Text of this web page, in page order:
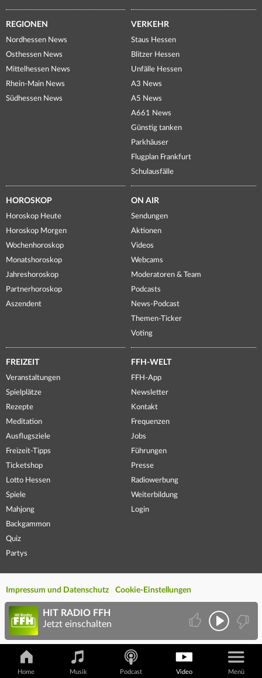
REGIONEN
Nordhessen News
Osthessen News
Mittelhessen News
Rhein-Main News
Südhessen News
VERKEHR
Staus Hessen
Blitzer Hessen
Unfälle Hessen
A3 News
A5 News
A661 News
Günstig tanken
Parkhäuser
Flugplan Frankfurt
Schulausfälle
HOROSKOP
Horoskop Heute
Horoskop Morgen
Wochenhoroskop
Monatshoroskop
Jahreshoroskop
Partnerhoroskop
Aszendent
ON AIR
Sendungen
Aktionen
Videos
Webcams
Moderatoren & Team
Podcasts
News-Podcast
Themen-Ticker
Voting
FREIZEIT
Veranstaltungen
Spielplätze
Rezepte
Meditation
Ausflugsziele
Freizeit-Tipps
Ticketshop
Lotto Hessen
Spiele
Mahjong
Backgammon
Quiz
Partys
FFH-WELT
FFH-App
Newsletter
Kontakt
Frequenzen
Jobs
Führungen
Presse
Radiowerbung
Weiterbildung
Login
Impressum und Datenschutz Cookie-Einstellungen
Home Musik Podcast Video Menü
HIT RADIO FFH
Jetzt einschalten